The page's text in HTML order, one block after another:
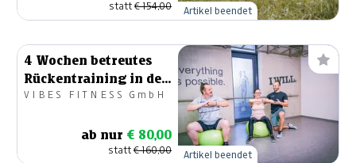
statt€ 154,00 Artikel beendet
4 Wochen betreutes
Rückentraining in der
Kleingruppe
VIBES FITNESS GmbH
ab nur € 80,00
statt€ 160,00 Artikel beendet